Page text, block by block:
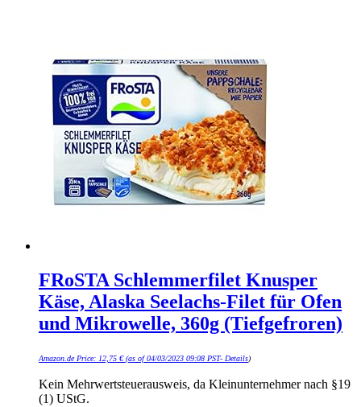
FRoSTA Schlemmerfilet Knusper
Käse, Alaska Seelachs-Filet für Ofen
und Mikrowelle, 360g (Tiefgefroren)
Amazon.de Price: 12,75 €(as of 04/03/2023 09:08 PST- Details)
Kein Mehrwertsteuerausweis, da Kleinunternehmer nach §19
(1) UStG.